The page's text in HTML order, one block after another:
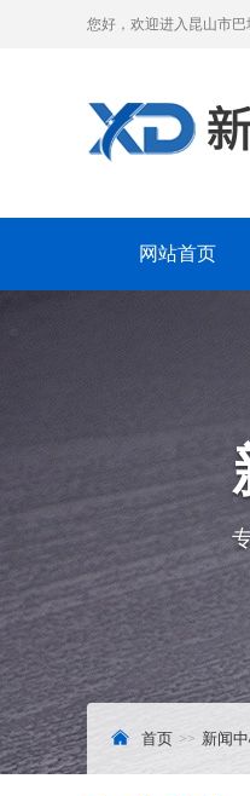
您好，欢迎进入昆山市
网站首页
首页 新闻